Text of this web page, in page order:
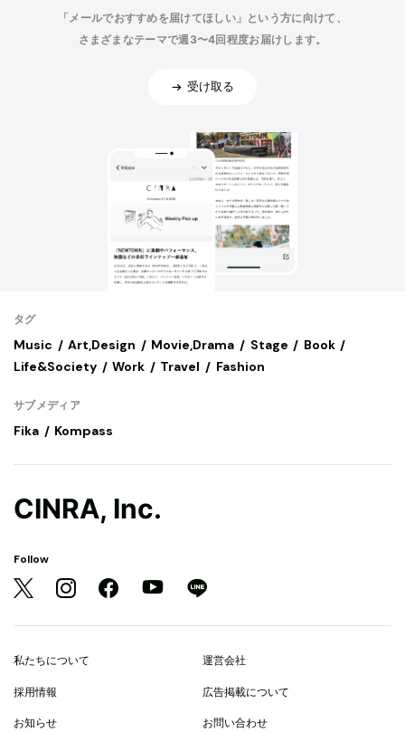
「メールでおすすめを届けてほしい」という方に向けて、
さまざまなテーマで週3〜4回程度お届けします。
受け取る
タグ
Music Art,Design Movie,Drama Stage
Book
Life&Society
Work Travel Fashion
サブメディア
Fika Kompass
CINRA, Inc.
Follow
私たちについて 運営会社
採用情報 広告掲載について
お知らせ お問い合わせ